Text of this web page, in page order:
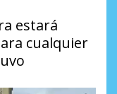
estará
cualquier